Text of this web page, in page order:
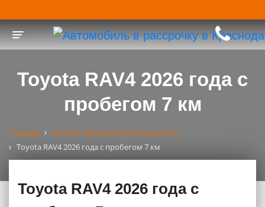
Toggle navigation
Toyota RAV4 2026 года с
пробегом 7 км
Главная
Каталог автомобилей в рассрочку
Toyota RAV4 2026 года с пробегом 7 км
Toyota RAV4 2026 года с